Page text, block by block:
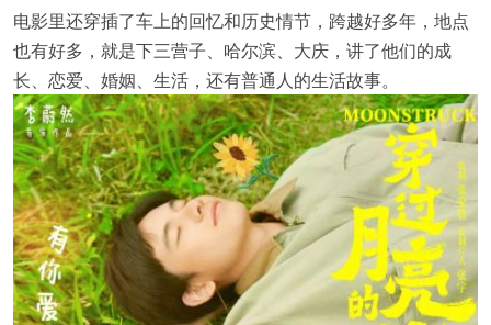
电影里还穿插了车上的回忆和历史情节，跨越好多年，地点
也有好多，就是下三营子、哈尔滨、大庆，讲了他们的成
长、恋爱、婚姻、生活，还有普通人的生活故事。